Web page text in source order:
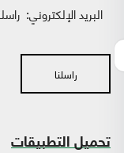
البريد الإلكتروني:
راسلنا
تحميل التطبيقات